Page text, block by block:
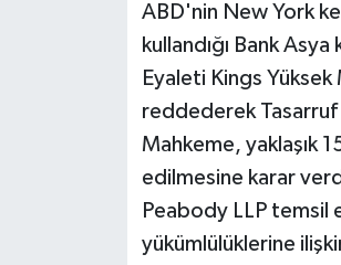
ABD'nin New York
kullandığı Bank
Eyaleti Kings
reddederek
Mahkeme, yaklaşık
edilmesine karar
Peabody LLP temsil
yükümlülüklerine
Yaşam-Çevre